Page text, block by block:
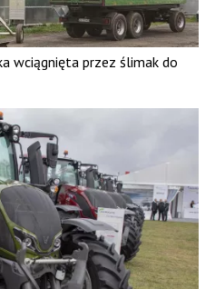
wciągnięta przez ślimak do